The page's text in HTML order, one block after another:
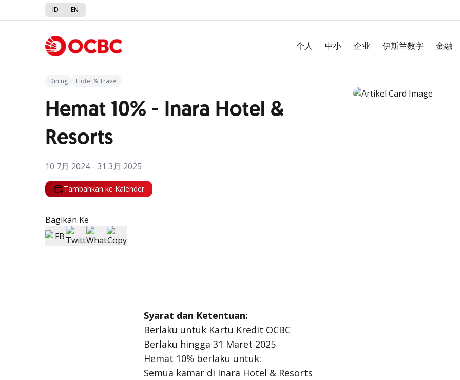
ID EN
个人 中小 企业 伊斯兰数字 金融
Kembali ke Promo
Dining Hotel & Travel
Hemat 10% - Inara Hotel &
Resorts
10 7月 2024 - 31 3月 2025
Tambahkan ke Kalender
Bagikan Ke
Syarat dan Ketentuan:
Berlaku untuk Kartu Kredit OCBC
Berlaku hingga 31 Maret 2025
Hemat 10% berlaku untuk:
Semua kamar di Inara Hotel & Resorts